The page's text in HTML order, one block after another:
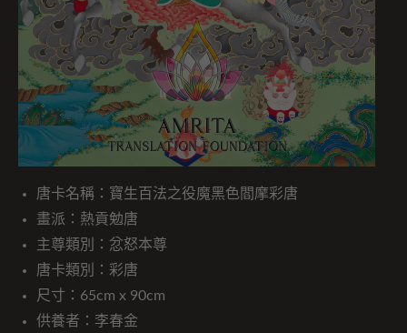
唐卡名稱：寶生百法之役魔黑色閻摩彩唐
畫派：熱貢勉唐
主尊類別：忿怒本尊
唐卡類別：彩唐
尺寸：65cm x 90cm
供養者：李春金